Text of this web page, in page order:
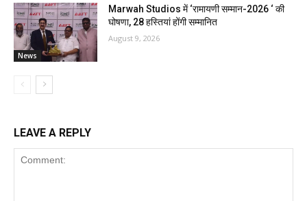
News
Marwah Studios में ‘रामायणी सम्मान-2026 ‘ की
घोषणा, 28 हस्तियां होंगी सम्मानित
August 9, 2026
LEAVE A REPLY